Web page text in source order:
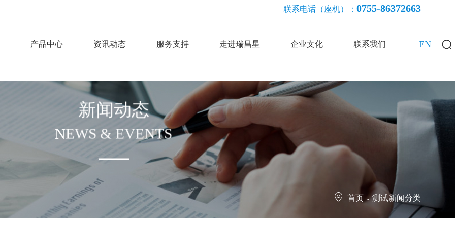
联系电话（座机）： 0755-86372663
产品中心 资讯动态 服务支持 走进瑞昌星 企业文化 联系我们 EN
新闻动态
NEWS & EVENTS
首页 - 测试新闻分类